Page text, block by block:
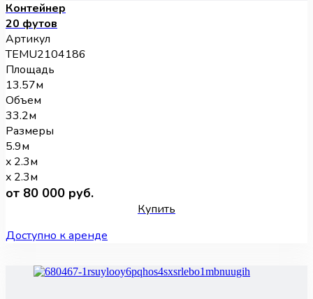
Контейнер
20 футов
Артикул
TEMU2104186
Площадь
13.57м
Объем
33.2м
Размеры
5.9м
x 2.3м
x 2.3м
от 80 000 руб.
Купить
Доступно к аренде